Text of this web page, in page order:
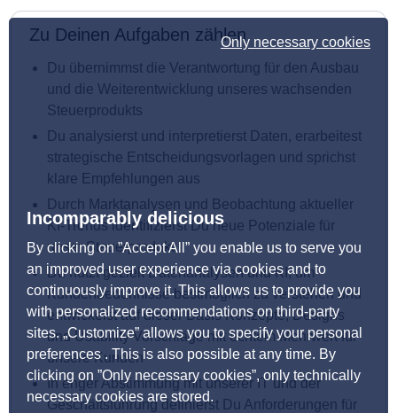
Only necessary cookies
Incomparably delicious
By clicking on ”Accept All” you enable us to serve you
an improved user experience via cookies and to
continuously improve it. This allows us to provide you
with personalized recommendations on third-party
sites. „Customize” allows you to specify your personal
preferences . This is also possible at any time. By
clicking on ”Only necessary cookies”, only technically
necessary cookies are stored.
Zu Deinen Aufgaben zählen
Du übernimmst die Verantwortung für den Ausbau
und die Weiterentwicklung unseres wachsenden
Steuerprodukts
Du analysierst und interpretierst Daten, erarbeitest
strategische Entscheidungsvorlagen und sprichst
klare Empfehlungen aus
Durch Marktanalysen und Beobachtung aktueller
KI-Trends identifizierst Du neue Potenziale für
unser Steuerprodukt
Du nutzt gezielt Datenanalysen und KI, um
Kundenbedürfnisse bestmöglich zu verstehen und
entwickelst auf dieser Basis Konzepte, Designs
und Usability Vorschläge mit echtem Mehrwert für
unsere Kunden
In enger Abstimmung mit unserer IT und der
Geschäftsführung definierst Du Anforderungen für